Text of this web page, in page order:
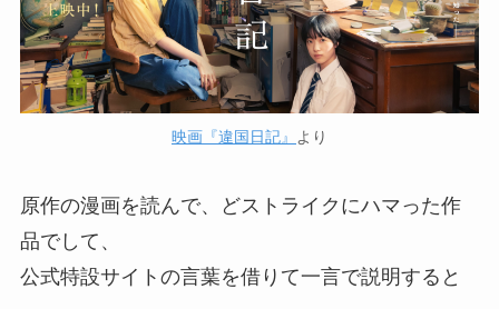
映画『違国日記』 より
原作の漫画を読んで、どストライクにハマった作
品でして、
公式特設サイトの言葉を借りて一言で説明すると